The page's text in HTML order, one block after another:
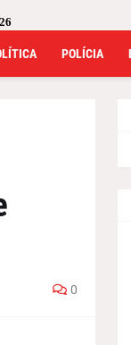
POLÍCIA
0